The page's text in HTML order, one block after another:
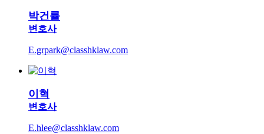
박건률
변호사
E.grpark@classhklaw.com
이혁
변호사
E.hlee@classhklaw.com